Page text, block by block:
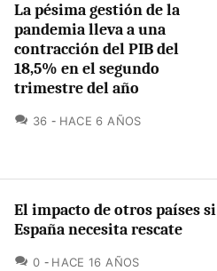
La pésima gestión de la
pandemia lleva a una
contracción del PIB del
18,5% en el segundo
trimestre del año
36 COMENTARIOS
HACE 6 AÑOS
El impacto de otros países si
España necesita rescate
0 COMENTARIOS
HACE 16 AÑOS